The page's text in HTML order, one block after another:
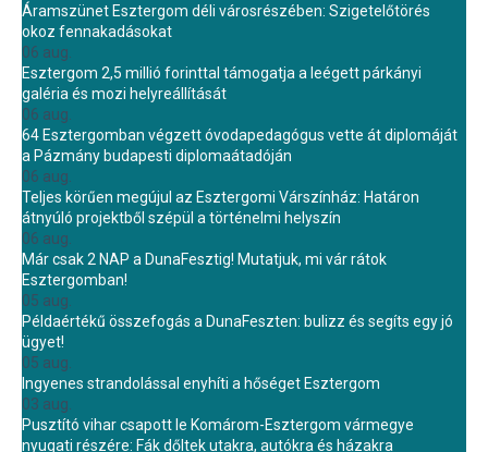
Áramszünet Esztergom déli városrészében: Szigetelőtörés
okoz fennakadásokat
06 aug.
Esztergom 2,5 millió forinttal támogatja a leégett párkányi
galéria és mozi helyreállítását
06 aug.
64 Esztergomban végzett óvodapedagógus vette át diplomáját
a Pázmány budapesti diplomaátadóján
06 aug.
Teljes körűen megújul az Esztergomi Várszínház: Határon
átnyúló projektből szépül a történelmi helyszín
06 aug.
Már csak 2 NAP a DunaFesztig! Mutatjuk, mi vár rátok
Esztergomban!
05 aug.
Példaértékű összefogás a DunaFeszten: bulizz és segíts egy jó
ügyet!
05 aug.
Ingyenes strandolással enyhíti a hőséget Esztergom
03 aug.
Pusztító vihar csapott le Komárom-Esztergom vármegye
nyugati részére: Fák dőltek utakra, autókra és házakra